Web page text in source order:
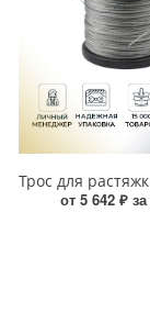
от 5 642 ₽